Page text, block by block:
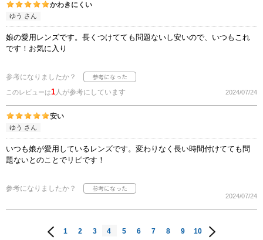
かわきにくい
ゆう さん
娘の愛用レンズです。長くつけてても問題ないし安いので、いつもこれ
です！お気に入り
参考になりましたか？
このレビューは1人が参考にしています 2024/07/24
安い
ゆう さん
いつも娘が愛用しているレンズです。変わりなく長い時間付けてても問
題ないとのことでリピです！
参考になりましたか？
2024/07/24
1 2 3 4 5 6 7 8 9 10